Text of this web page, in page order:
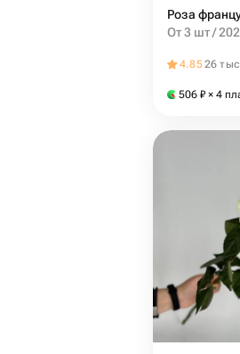
От 3 шт /
4.8526
506 ₽ × 4